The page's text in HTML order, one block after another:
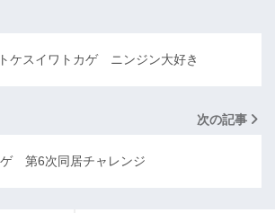
ケスイワトカゲ ニンジン大好き
次の記事
ゲ 第6次同居チャレンジ